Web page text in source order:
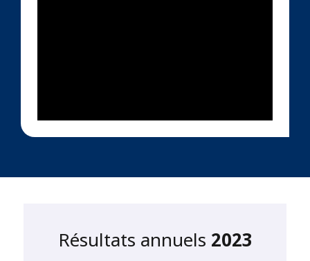
Résultats annuels 2023